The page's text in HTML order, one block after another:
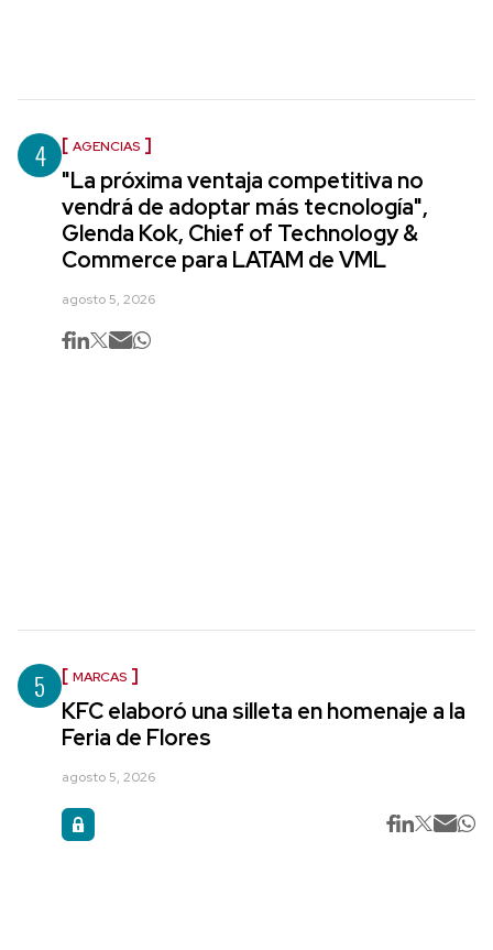
4 AGENCIAS
"La próxima ventaja competitiva no
vendrá de adoptar más tecnología",
Glenda Kok, Chief of Technology &
Commerce para LATAM de VML
agosto 5, 2026
5 MARCAS
KFC elaboró una silleta en homenaje a la
Feria de Flores
agosto 5, 2026